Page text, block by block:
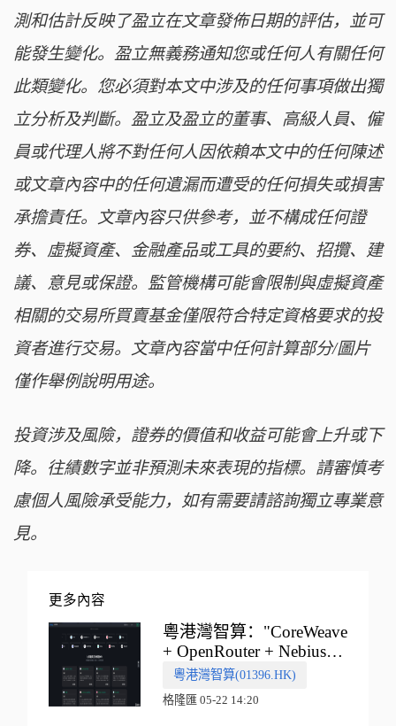
測和估計反映了盈立在文章發佈日期的評估，並可
能發生變化。盈立無義務通知您或任何人有關任何
此類變化。您必須對本文中涉及的任何事項做出獨
立分析及判斷。盈立及盈立的董事、高級人員、僱
員或代理人將不對任何人因依賴本文中的任何陳述
或文章內容中的任何遺漏而遭受的任何損失或損害
承擔責任。文章內容只供參考，並不構成任何證
券、虛擬資產、金融產品或工具的要約、招攬、建
議、意見或保證。監管機構可能會限制與虛擬資產
相關的交易所買賣基金僅限符合特定資格要求的投
資者進行交易。文章內容當中任何計算部分/圖片
僅作舉例說明用途。
投資涉及風險，證券的價值和收益可能會上升或下
降。往績數字並非預測未來表現的指標。請審慎考
慮個人風險承受能力，如有需要請諮詢獨立專業意
見。
更多內容
粵港灣智算："CoreWeave
+ OpenRouter + Nebius"
多向融合的中國智算新範
式
粵港灣智算(01396.HK)
格隆匯 05-22 14:20